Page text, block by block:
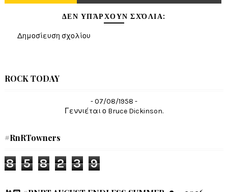
ΔΕΝ ΥΠΆΡΧΟΥΝ ΣΧΌΛΙΑ:
Δημοσίευση σχολίου
ROCK TODAY
- 07/08/1958 -
Γεννιέται ο Bruce Dickinson.
#RnRTowners
8 5 8 2 3 9